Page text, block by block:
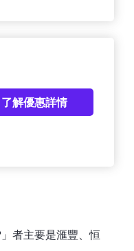
了解優惠詳情
者主要是滙豐、恒